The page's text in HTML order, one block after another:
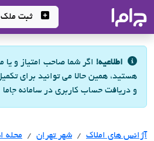
- سامانه جامع املاک
ثبت ملک
اطلاعیه! اگر شما صاحب امتیاز و یا
هستید، همین حالا می توانید برای
و دریافت حساب کاربری در سامانه
آژانس های املاک آژانس های املاک
شهر تهران محله